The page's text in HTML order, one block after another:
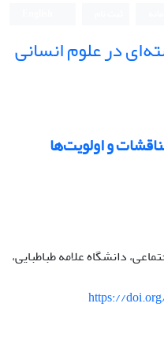
در علوم انسانی
و اولویت‌ها
دانشگاه علامه طباطبایی،
https://